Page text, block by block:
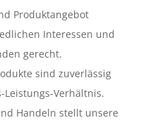
Produktangebot
Interessen und
gerecht.
sind zuverlässig
Verhältnis.
Handeln stellt unsere